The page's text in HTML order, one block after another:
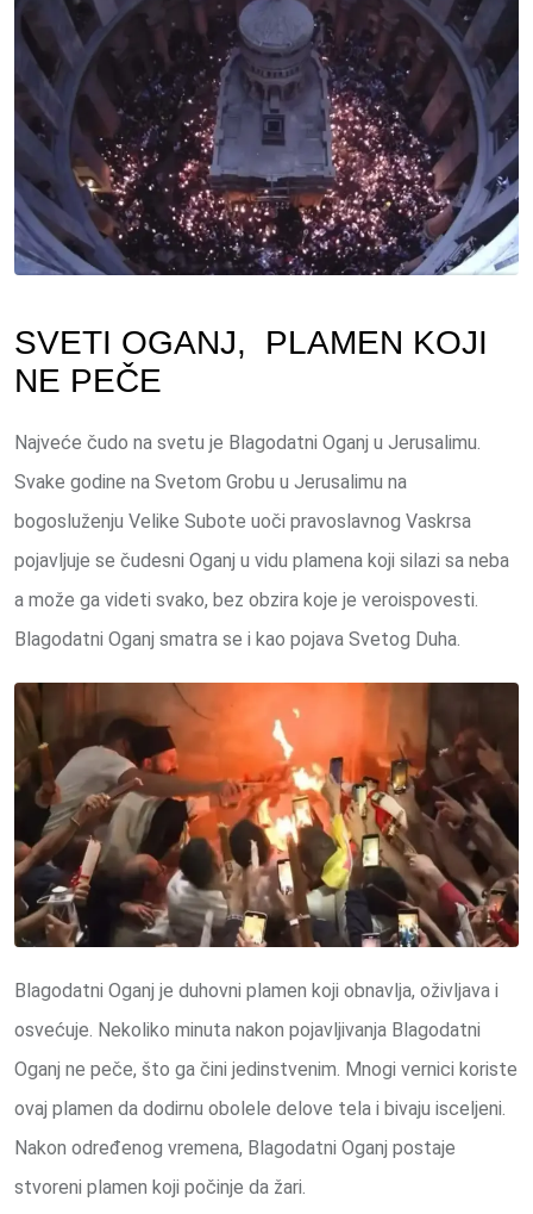
SVETI OGANJ, PLAMEN KOJI
NE PEČE
Najveće čudo na svetu je Blagodatni Oganj u Jerusalimu.
Svake godine na Svetom Grobu u Jerusalimu na
bogosluženju Velike Subote uoči pravoslavnog Vaskrsa
pojavljuje se čudesni Oganj u vidu plamena koji silazi sa neba
a može ga videti svako, bez obzira koje je veroispovesti.
Blagodatni Oganj smatra se i kao pojava Svetog Duha.
Blagodatni Oganj je duhovni plamen koji obnavlja, oživljava i
osvećuje. Nekoliko minuta nakon pojavljivanja Blagodatni
Oganj ne peče, što ga čini jedinstvenim. Mnogi vernici koriste
ovaj plamen da dodirnu obolele delove tela i bivaju isceljeni.
Nakon određenog vremena, Blagodatni Oganj postaje
stvoreni plamen koji počinje da žari.